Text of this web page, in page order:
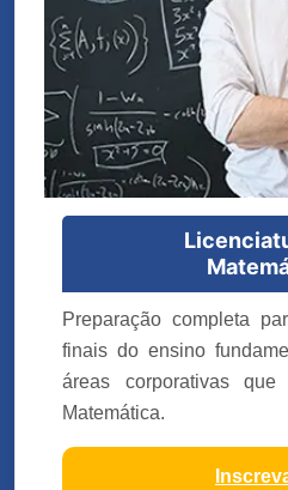
Preparação completa
finais do ensino
áreas corporativas
Matemática.